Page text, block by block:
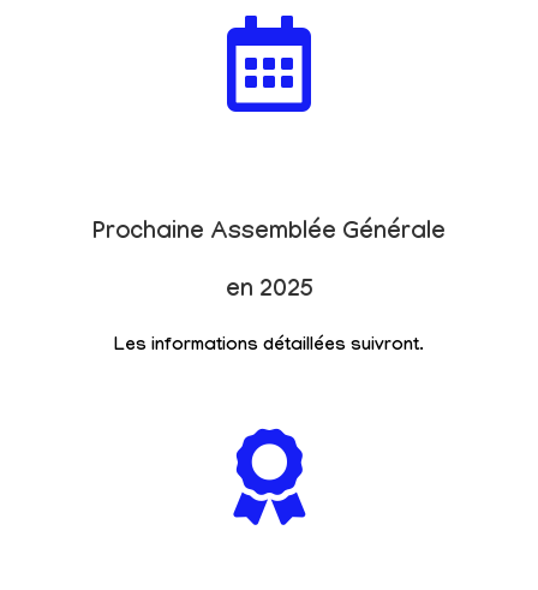
Prochaine Assemblée Générale
en 2025
Les informations détaillées suivront.